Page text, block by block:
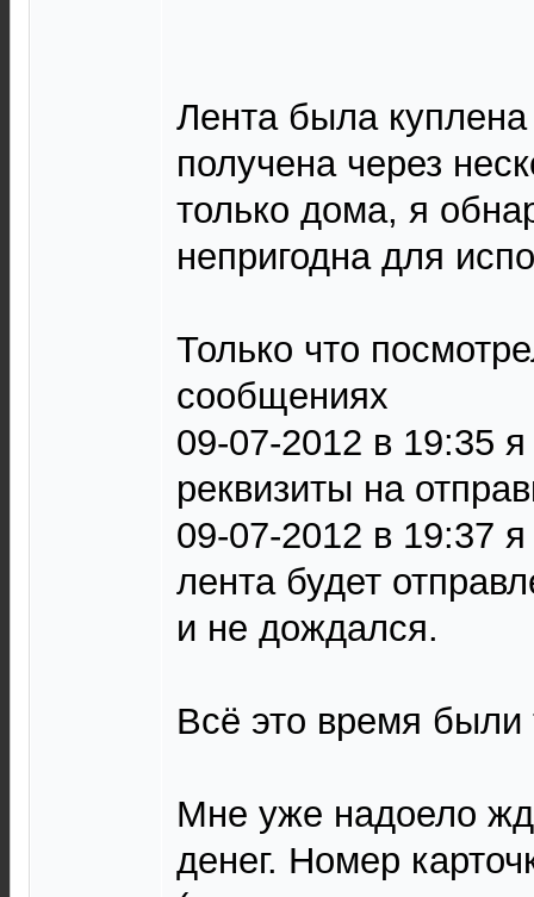
Лента была
получена через
только дома, я
непригодна для
Только что
сообщениях
09-07-2012 в 19:35
реквизиты на
09-07-2012 в 19:37 я
лента будет
и не дождался.
Всё это время
Мне уже надоело
денег. Номер